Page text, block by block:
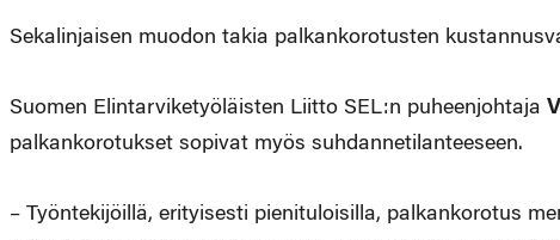
Sekalinjaisen muodon takia palkankorotusten
Suomen Elintarviketyöläisten Liitto SEL:n puheenjohtaja
palkankorotukset sopivat myös suhdannetilanteeseen.
– Työntekijöillä, erityisesti pienituloisilla, palkankorotus